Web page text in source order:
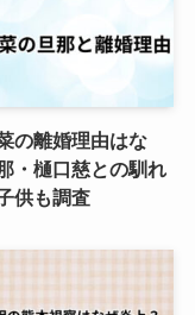
の離婚理由はな
・樋口慈との馴れ
供も調査